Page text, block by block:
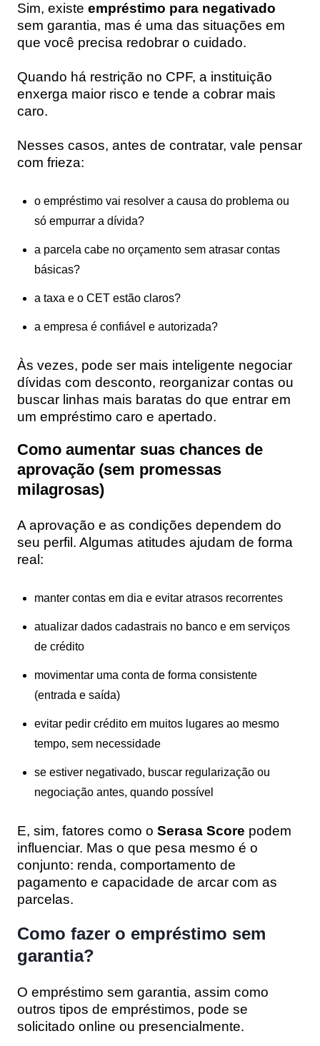
Sim, existe empréstimo para negativado
sem garantia, mas é uma das situações em
que você precisa redobrar o cuidado.
Quando há restrição no CPF, a instituição
enxerga maior risco e tende a cobrar mais
caro.
Nesses casos, antes de contratar, vale pensar
com frieza:
o empréstimo vai resolver a causa do problema ou
só empurrar a dívida?
a parcela cabe no orçamento sem atrasar contas
básicas?
a taxa e o CET estão claros?
a empresa é confiável e autorizada?
Às vezes, pode ser mais inteligente negociar
dívidas com desconto, reorganizar contas ou
buscar linhas mais baratas do que entrar em
um empréstimo caro e apertado.
Como aumentar suas chances de
aprovação (sem promessas
milagrosas)
A aprovação e as condições dependem do
seu perfil. Algumas atitudes ajudam de forma
real:
manter contas em dia e evitar atrasos recorrentes
atualizar dados cadastrais no banco e em serviços
de crédito
movimentar uma conta de forma consistente
(entrada e saída)
evitar pedir crédito em muitos lugares ao mesmo
tempo, sem necessidade
se estiver negativado, buscar regularização ou
negociação antes, quando possível
E, sim, fatores como o Serasa Score podem
influenciar. Mas o que pesa mesmo é o
conjunto: renda, comportamento de
pagamento e capacidade de arcar com as
parcelas.
Como fazer o empréstimo sem
garantia?
O empréstimo sem garantia, assim como
outros tipos de empréstimos, pode se
solicitado online ou presencialmente.